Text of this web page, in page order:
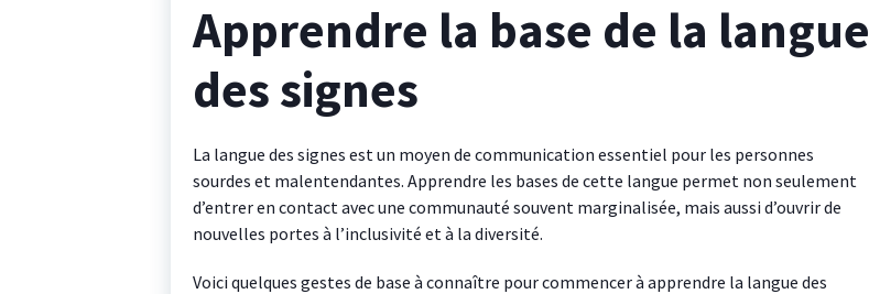
Apprendre la base de la langue
des signes
La langue des signes est un moyen de communication essentiel pour les personnes
sourdes et malentendantes. Apprendre les bases de cette langue permet non seulement
d’entrer en contact avec une communauté souvent marginalisée, mais aussi d’ouvrir de
nouvelles portes à l’inclusivité et à la diversité.
Voici quelques gestes de base à connaître pour commencer à apprendre la langue des